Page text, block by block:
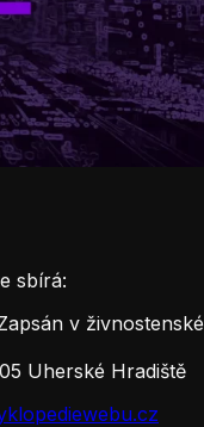
sbírá:
v
Uherské Hradiště